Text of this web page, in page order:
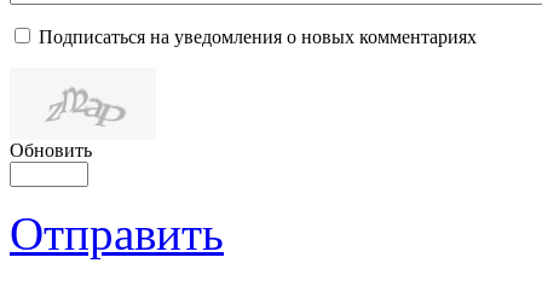
Подписаться на уведомления о новых комментариях
Обновить
Отправить